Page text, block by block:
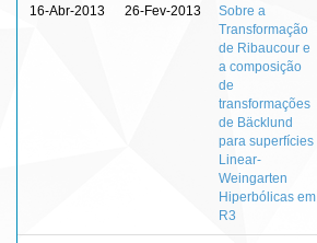
16-Abr-2013 26-Fev-2013
Sobre a
Transformação
de Ribaucour e
a composição
de
transformações
de Bäcklund
para superfícies
Linear-
Weingarten
Hiperbólicas em
R3